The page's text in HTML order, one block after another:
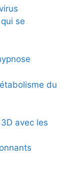
se
du
avec les